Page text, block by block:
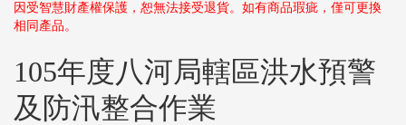
因受智慧財產權保護，恕無法接受退貨。如有商品瑕疵，僅可更換
相同產品。
105年度八河局轄區洪水預警
及防汛整合作業